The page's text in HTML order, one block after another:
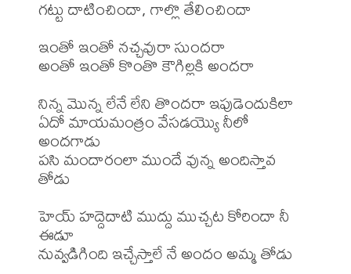
గట్టు దాటించిందా, గాల్లొ తేలించిందా
ఇంతో ఇంతో నచ్చవురా సుందరా
అంతో ఇంతో కొంతొ కౌగిల్లకి అందరా
నిన్న మొన్న లేనే లేని తొందరా ఇపుడెందుకిలా
ఏదో మాయమంత్రం వేసడయ్యొ నీలో
అందగాడు
పసి మందారంలా ముందే వున్న అందిస్తావ
తోడు
హెయ్ హద్దెదాటి ముద్దు ముచ్చట కోరిందా నీ
ఈడూ
నువ్వడిగింది ఇచ్చేస్తాలే నే అందం అమ్మ తోడు